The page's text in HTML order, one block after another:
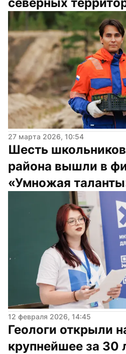
27 марта 2026, 10:54
Шесть школьников
района вышли в
«Умножая
12 февраля 2026, 14:45
Геологи открыли
крупнейшее за 30